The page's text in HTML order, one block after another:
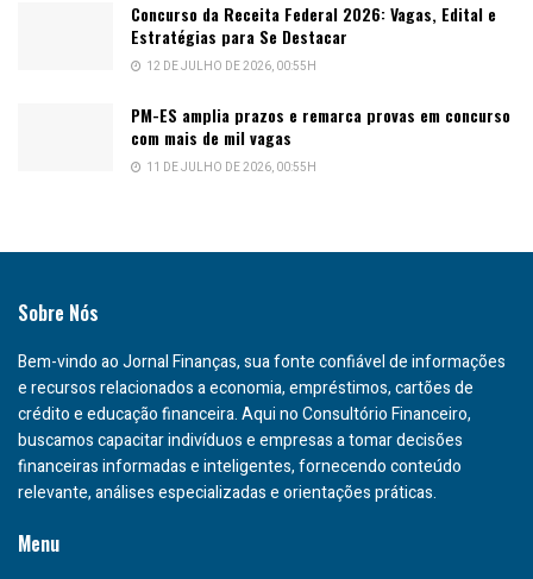
Concurso da Receita Federal 2026: Vagas, Edital e
Estratégias para Se Destacar
12 DE JULHO DE 2026, 00:55H
PM-ES amplia prazos e remarca provas em concurso
com mais de mil vagas
11 DE JULHO DE 2026, 00:55H
Sobre Nós
Bem-vindo ao Jornal Finanças, sua fonte confiável de informações
e recursos relacionados a economia, empréstimos, cartões de
crédito e educação financeira. Aqui no Consultório Financeiro,
buscamos capacitar indivíduos e empresas a tomar decisões
financeiras informadas e inteligentes, fornecendo conteúdo
relevante, análises especializadas e orientações práticas.
Menu